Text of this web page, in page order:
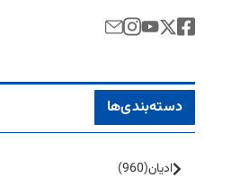
دسته‌بندی‌ها
ادیان(960)